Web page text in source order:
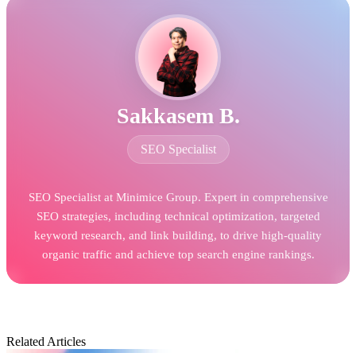
Sakkasem B.
SEO Specialist
SEO Specialist at Minimice Group. Expert in comprehensive
SEO strategies, including technical optimization, targeted
keyword research, and link building, to drive high-quality
organic traffic and achieve top search engine rankings.
Related Articles